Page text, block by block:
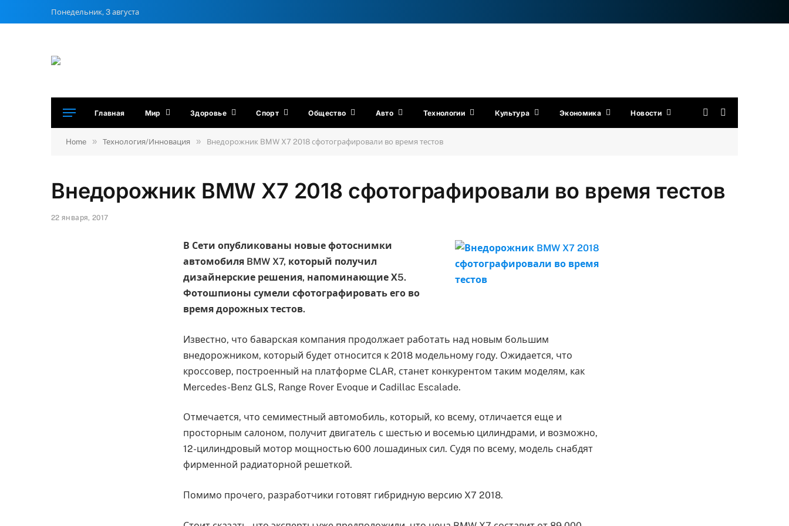
Понедельник, 3 августа
Главная Мир Здоровье Спорт Общество Авто Технологии Культура Экономика Новости
Home » Технология/Инновация » Внедорожник BMW X7 2018 сфотографировали во время тестов
Внедорожник BMW X7 2018 сфотографировали во время тестов
22 января, 2017
В Сети опубликованы новые фотоснимки
автомобиля BMW X7, который получил
дизайнерские решения, напоминающие Х5.
Фотошпионы сумели сфотографировать его во
время дорожных тестов.
Известно, что баварская компания продолжает работать над новым большим
внедорожником, который будет относится к 2018 модельному году. Ожидается, что
кроссовер, построенный на платформе CLAR, станет конкурентом таким моделям, как
Mercedes-Benz GLS, Range Rover Evoque и Cadillac Escalade.
Отмечается, что семиместный автомобиль, который, ко всему, отличается еще и
просторным салоном, получит двигатель с шестью и восемью цилиндрами, и возможно,
12-цилиндровый мотор мощностью 600 лошадиных сил. Судя по всему, модель снабдят
фирменной радиаторной решеткой.
Помимо прочего, разработчики готовят гибридную версию X7 2018.